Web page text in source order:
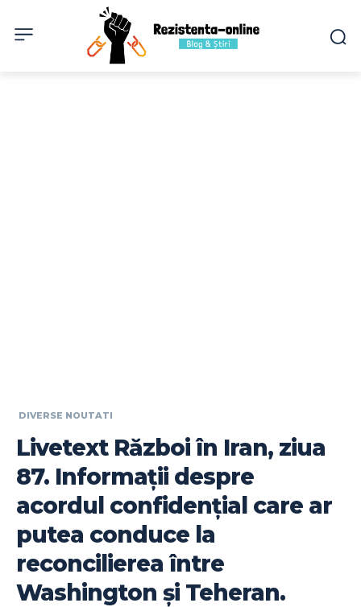
DIVERSE NOUTATI
Livetext Război în Iran, ziua
87. Informații despre
acordul confidențial care ar
putea conduce la
reconcilierea între
Washington și Teheran.